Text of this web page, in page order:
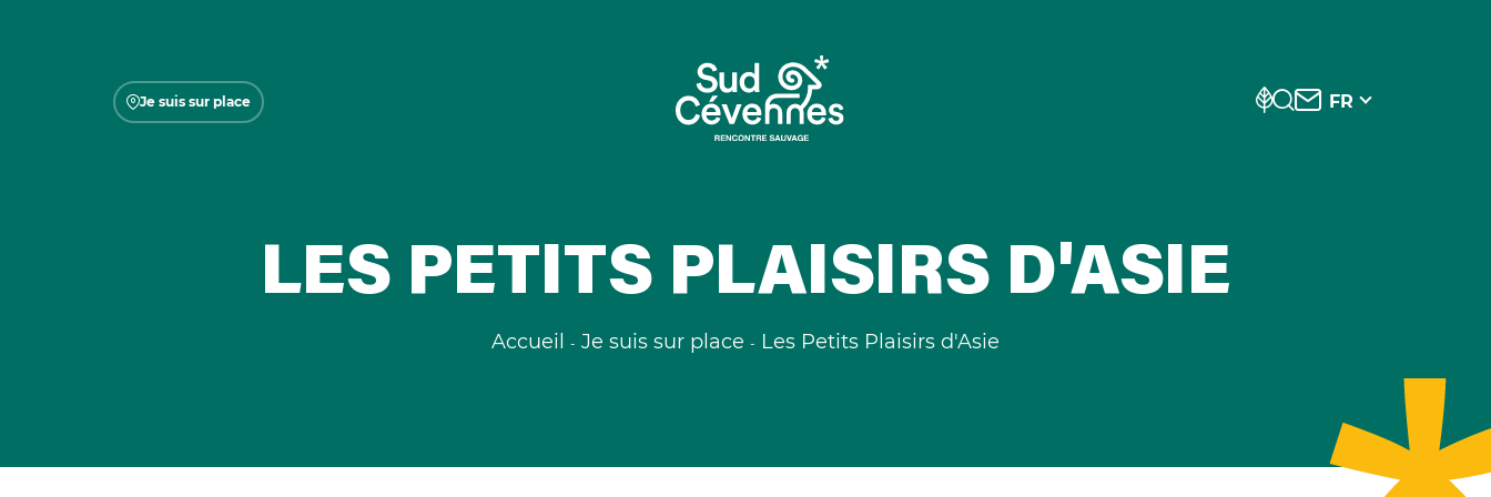
Je suis sur place FR
LES PETITS PLAISIRS D'ASIE
Accueil Je suis sur place Les Petits Plaisirs d'Asie